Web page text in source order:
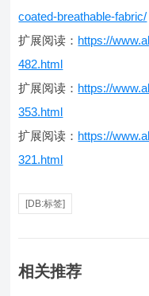
coated-breathable-fabric/
扩展阅读： https://
482.html
扩展阅读： https://
353.html
扩展阅读： https://
321.html
[DB:标签]
相关推荐